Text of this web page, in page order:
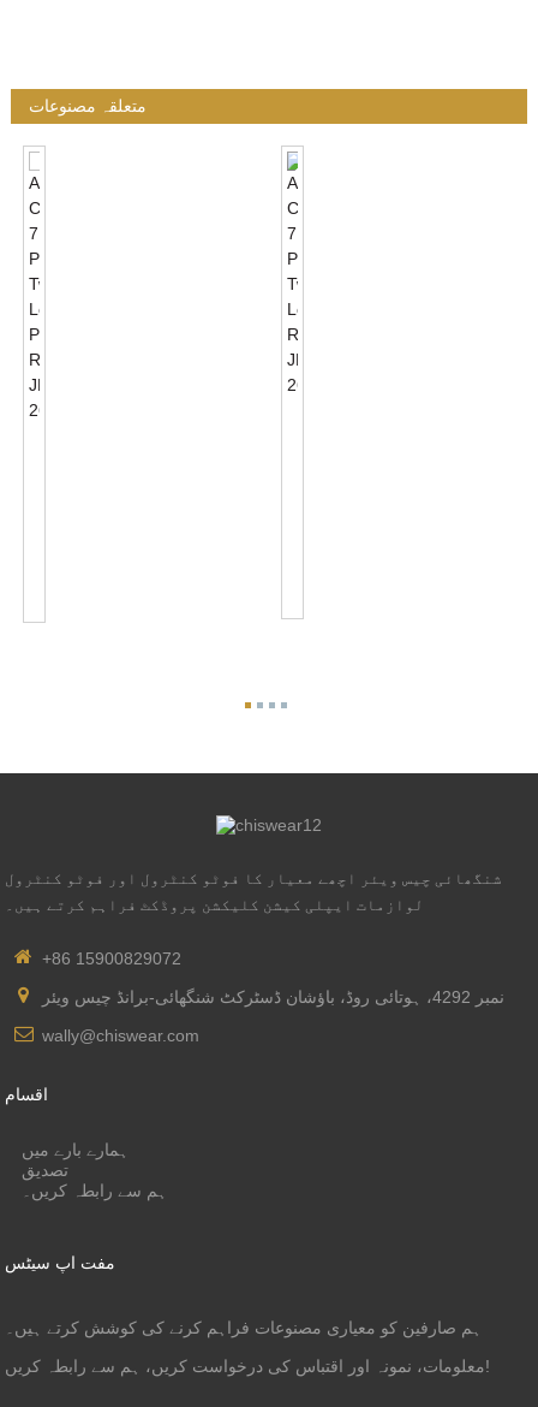
متعلقہ مصنوعات
شنگھائی چیس ویئر اچھے معیار کا فوٹو کنٹرول اور فوٹو کنٹرول
لوازمات ایپلی کیشن کلیکشن پروڈکٹ فراہم کرتے ہیں۔
+86 15900829072
نمبر 4292، ہوتائی روڈ، باؤشان ڈسٹرکٹ شنگھائی-برانڈ چیس ویئر
wally@chiswear.com
اقسام
ہمارے بارے میں
تصدیق
ہم سے رابطہ کریں۔
مفت اپ سیٹس
ہم صارفین کو معیاری مصنوعات فراہم کرنے کی کوشش کرتے ہیں۔
معلومات، نمونہ اور اقتباس کی درخواست کریں، ہم سے رابطہ کریں!